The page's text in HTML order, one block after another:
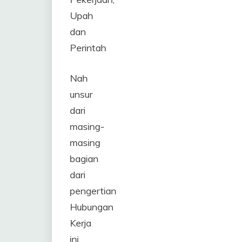
Upah
dan
Perintah
Nah
unsur
dari
masing-
masing
bagian
dari
pengertian
Hubungan
Kerja
ini